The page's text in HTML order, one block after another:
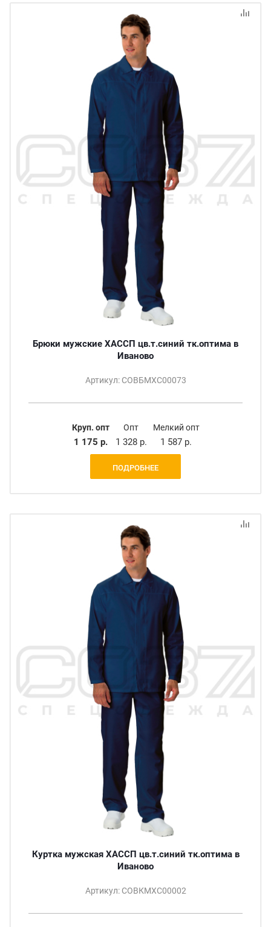
Брюки мужские ХАССП цв.т.синий тк.оптима в
Иваново
Артикул: СОВБМХС00073
Круп. опт
1 175 р.
Опт
1 328 р.
Мелкий опт
1 587 р.
ПОДРОБНЕЕ
Куртка мужская ХАССП цв.т.синий тк.оптима в
Иваново
Артикул: СОВКМХС00002